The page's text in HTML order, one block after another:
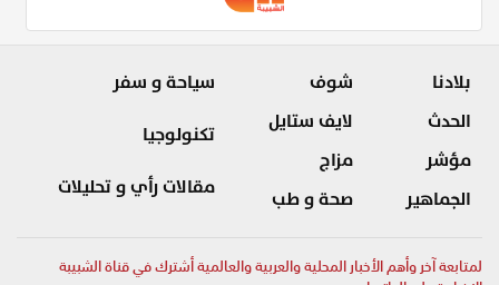
بلادنا
الحدث
مؤشر
الجماهير
شوف
لايف ستايل
مزاج
صحة و طب
سياحة و سفر
تكنولوجيا
مقالات رأي و تحليلات
لمتابعة آخر وأهم الأخبار المحلية والعربية والعالمية أشترك في قناة الشبيبة